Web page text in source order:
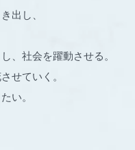
出し、
、社会を躍動させる。
せていく。
い。